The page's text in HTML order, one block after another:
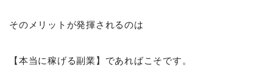
そのメリットが発揮されるのは
【本当に稼げる副業】であればこそです。